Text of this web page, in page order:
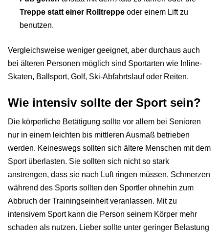
Treppe statt einer Rolltreppe oder einem Lift zu
benutzen.
Vergleichsweise weniger geeignet, aber durchaus auch
bei älteren Personen möglich sind Sportarten wie Inline-
Skaten, Ballsport, Golf, Ski-Abfahrtslauf oder Reiten.
Wie intensiv sollte der Sport sein?
Die körperliche Betätigung sollte vor allem bei Senioren
nur in einem leichten bis mittleren Ausmaß betrieben
werden. Keineswegs sollten sich ältere Menschen mit dem
Sport überlasten. Sie sollten sich nicht so stark
anstrengen, dass sie nach Luft ringen müssen. Schmerzen
während des Sports sollten den Sportler ohnehin zum
Abbruch der Trainingseinheit veranlassen. Mit zu
intensivem Sport kann die Person seinem Körper mehr
schaden als nutzen. Lieber sollte unter geringer Belastung